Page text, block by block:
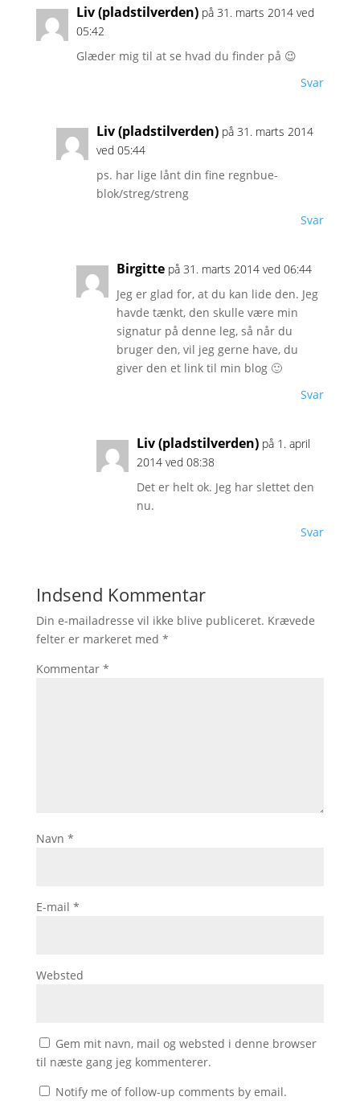
Liv (pladstilverden) på 31. marts 2014 ved
05:42
Glæder mig til at se hvad du finder på 😉
Svar
Liv (pladstilverden) på 31. marts 2014
ved 05:44
ps. har lige lånt din fine regnbue-
blok/streg/streng
Svar
Birgitte på 31. marts 2014 ved 06:44
Jeg er glad for, at du kan lide den. Jeg
havde tænkt, den skulle være min
signatur på denne leg, så når du
bruger den, vil jeg gerne have, du
giver den et link til min blog 🙂
Svar
Liv (pladstilverden) på 1. april
2014 ved 08:38
Det er helt ok. Jeg har slettet den
nu.
Svar
Indsend Kommentar
Din e-mailadresse vil ikke blive publiceret. Krævede
felter er markeret med *
Kommentar *
Navn *
E-mail *
Websted
Gem mit navn, mail og websted i denne browser
til næste gang jeg kommenterer.
Notify me of follow-up comments by email.